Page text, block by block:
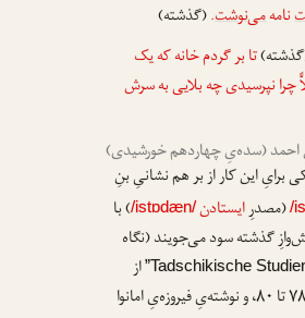
نامهمی‌نوشت.(گذشته)
تا بر گردم خانه که یک
چرا نپرسیدی چه بلایی به سرش
احمد (سده‌یِ چهاردهم خورشیدی)
برایِ این کار از بر هم نشانیِ بنِ
/(مصدرِایستادن/istɒdæn/) با
گذشته سود می‌جویند (نگاه
از
پروفسور لوتس ژهاک، رویه‌یِ ۷۸ تا ۸۰، و نوشته‌یِ فیروزه‌یِ امانوا